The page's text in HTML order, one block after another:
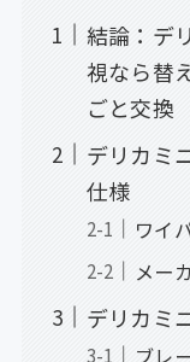
結論：デ
視なら替
ごと交換
デリカミ
仕様
ワイ
メー
デリカミ
ブレ